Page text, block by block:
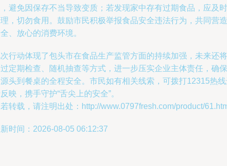
避免因保存不当导致变质；若发现家中存有过期食品，应及时
，切勿食用。鼓励市民积极举报食品安全违法行为，共同营造
、放心的消费环境。
行动体现了包头市在食品生产监管方面的持续加强，未来还将
定期检查、随机抽查等方式，进一步压实企业主体责任，确保
头到餐桌的全程安全。市民如有相关线索，可拨打12315热
映，携手守护“舌尖上的安全”。
转载，请注明出处：http://www.0797fresh.com/product/
时间：2026-08-05 06:12:37